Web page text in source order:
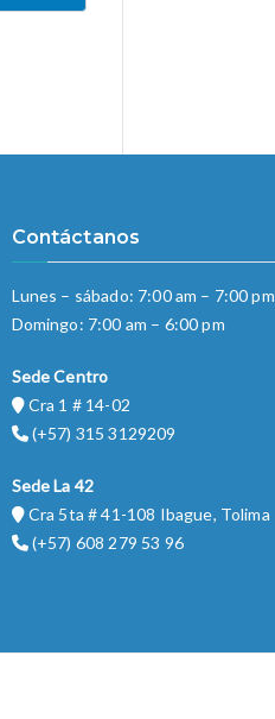
Contáctanos
Lunes – sábado: 7:00 am – 7:00 pm
Domingo: 7:00 am – 6:00 pm
Sede Centro
Cra 1 # 14-02
(+57) 315 3129209
Sede La 42
Cra 5ta # 41-108 Ibague, Tolima
(+57) 608 279 53 96